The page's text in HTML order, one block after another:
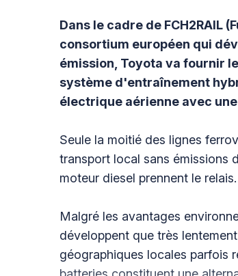
Dans le cadre de FCH2RAIL
consortium européen qui
émission, Toyota va fournir
système d'entraînement
électrique aérienne avec
Seule la moitié des lignes
transport local sans émissions
moteur diesel prennent le relais.
Malgré les avantages
développent que très
géographiques locales parfois